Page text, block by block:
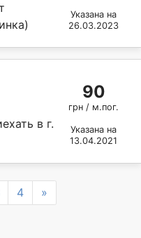
Указана на
26.03.2023
в г.
90
грн / м.пог.
Указана на
13.04.2021
4 »